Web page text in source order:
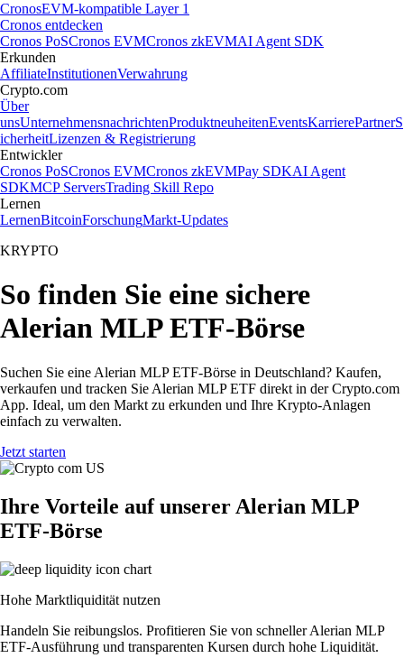
CronosEVM-kompatible Layer 1
Cronos entdecken
Cronos PoSCronos EVMCronos zkEVMAI Agent SDK
Erkunden
AffiliateInstitutionenVerwahrung
Crypto.com
Über
unsUnternehmensnachrichtenProduktneuheitenEventsKarrierePartnerS
icherheitLizenzen & Registrierung
Entwickler
Cronos PoSCronos EVMCronos zkEVMPay SDKAI Agent
SDKMCP ServersTrading Skill Repo
Lernen
LernenBitcoinForschungMarkt-Updates
KRYPTO
So finden Sie eine sichere
Alerian MLP ETF-Börse
Suchen Sie eine Alerian MLP ETF-Börse in Deutschland? Kaufen,
verkaufen und tracken Sie Alerian MLP ETF direkt in der Crypto.com
App. Ideal, um den Markt zu erkunden und Ihre Krypto-Anlagen
einfach zu verwalten.
Jetzt starten
Ihre Vorteile auf unserer Alerian MLP
ETF-Börse
Hohe Marktliquidität nutzen
Handeln Sie reibungslos. Profitieren Sie von schneller Alerian MLP
ETF-Ausführung und transparenten Kursen durch hohe Liquidität.